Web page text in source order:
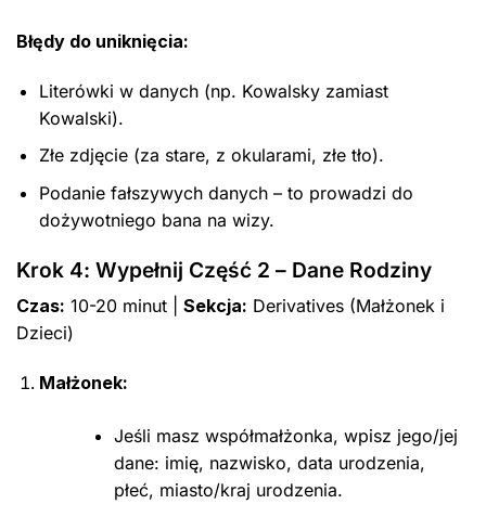
Błędy do uniknięcia:
Literówki w danych (np. Kowalsky zamiast
Kowalski).
Złe zdjęcie (za stare, z okularami, złe tło).
Podanie fałszywych danych – to prowadzi do
dożywotniego bana na wizy.
Krok 4: Wypełnij Część 2 – Dane Rodziny
Czas: 10-20 minut | Sekcja: Derivatives (Małżonek i
Dzieci)
Małżonek:
Jeśli masz współmałżonka, wpisz jego/jej
dane: imię, nazwisko, data urodzenia,
płeć, miasto/kraj urodzenia.